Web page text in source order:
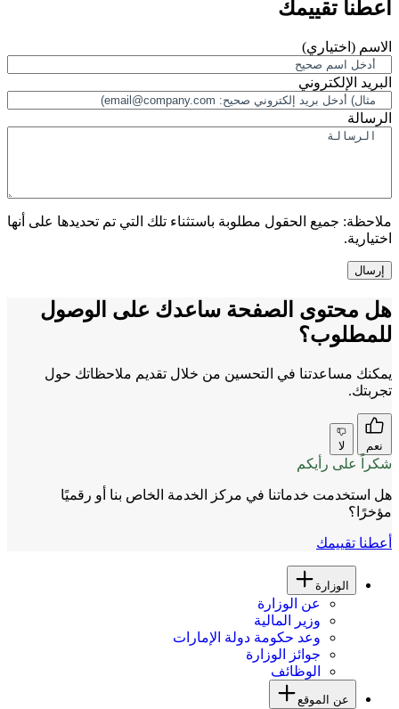
أعطنا تقييمك
الاسم (اختياري)
البريد الإلكتروني
الرسالة
ملاحظة: جميع الحقول مطلوبة باستثناء تلك التي تم تحديدها على أنها
اختيارية.
هل محتوى الصفحة ساعدك على الوصول
للمطلوب؟
يمكنك مساعدتنا في التحسين من خلال تقديم ملاحظاتك حول
تجربتك.
نعم لا
شكراً على رأيكم
هل استخدمت خدماتنا في مركز الخدمة الخاص بنا أو رقميًا
مؤخرًا؟
أعطنا تقييمك
الوزارة
عن الوزارة
وزير المالية
وعد حكومة دولة الإمارات
جوائز الوزارة
الوظائف
عن الموقع